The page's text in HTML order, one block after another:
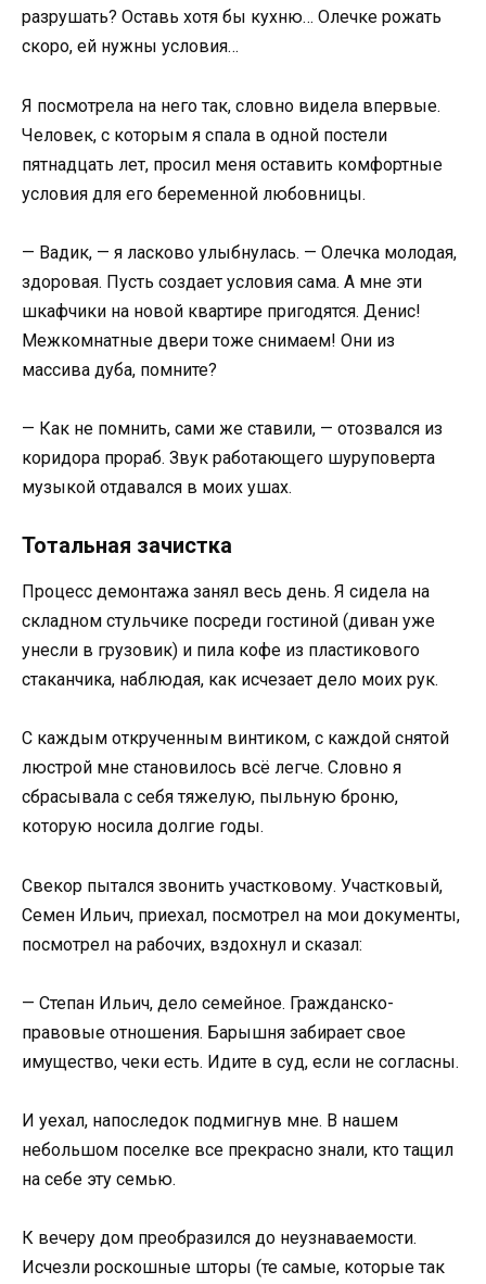
разрушать? Оставь хотя бы кухню… Олечке рожать
скоро, ей нужны условия…
Я посмотрела на него так, словно видела впервые.
Человек, с которым я спала в одной постели
пятнадцать лет, просил меня оставить комфортные
условия для его беременной любовницы.
— Вадик, — я ласково улыбнулась. — Олечка молодая,
здоровая. Пусть создает условия сама. А мне эти
шкафчики на новой квартире пригодятся. Денис!
Межкомнатные двери тоже снимаем! Они из
массива дуба, помните?
— Как не помнить, сами же ставили, — отозвался из
коридора прораб. Звук работающего шуруповерта
музыкой отдавался в моих ушах.
Тотальная зачистка
Процесс демонтажа занял весь день. Я сидела на
складном стульчике посреди гостиной (диван уже
унесли в грузовик) и пила кофе из пластикового
стаканчика, наблюдая, как исчезает дело моих рук.
С каждым открученным винтиком, с каждой снятой
люстрой мне становилось всё легче. Словно я
сбрасывала с себя тяжелую, пыльную броню,
которую носила долгие годы.
Свекор пытался звонить участковому. Участковый,
Семен Ильич, приехал, посмотрел на мои документы,
посмотрел на рабочих, вздохнул и сказал:
— Степан Ильич, дело семейное. Гражданско-
правовые отношения. Барышня забирает свое
имущество, чеки есть. Идите в суд, если не согласны.
И уехал, напоследок подмигнув мне. В нашем
небольшом поселке все прекрасно знали, кто тащил
на себе эту семью.
К вечеру дом преобразился до неузнаваемости.
Исчезли роскошные шторы (те самые, которые так